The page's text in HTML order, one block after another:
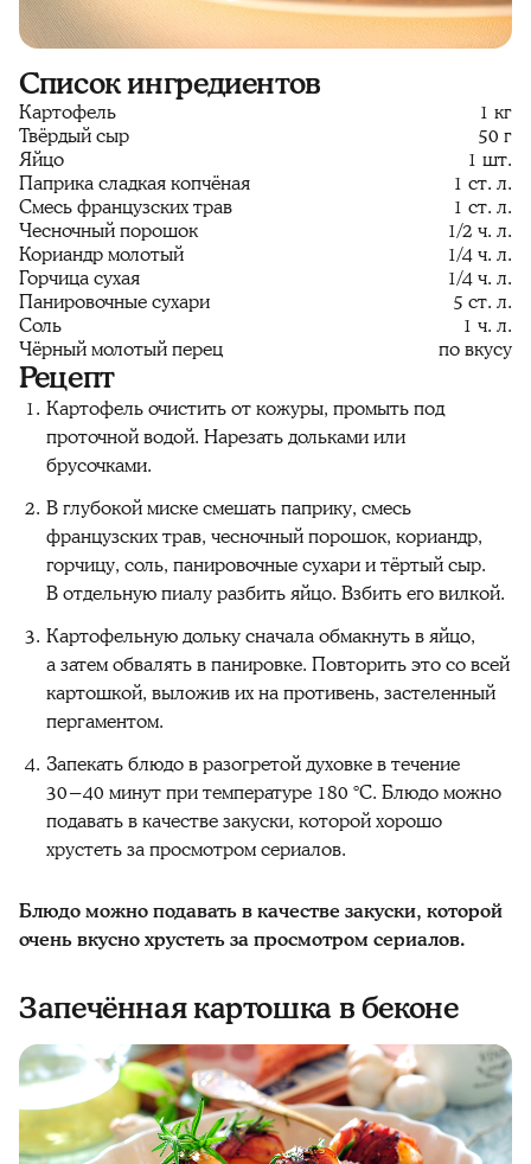
Список ингредиентов
Картофель
1 кг
Твёрдый сыр
50 г
Яйцо
1 шт.
Паприка сладкая копчёная
1 ст. л.
Смесь французских трав
1 ст. л.
Чесночный порошок
1/2 ч. л.
Кориандр молотый
1/4 ч. л.
Горчица сухая
1/4 ч. л.
Панировочные сухари
5 ст. л.
Соль
1 ч. л.
Чёрный молотый перец
по вкусу
Рецепт
Картофель очистить от кожуры, промыть под
проточной водой. Нарезать дольками или
брусочками.
В глубокой миске смешать паприку, смесь
французских трав, чесночный порошок, кориандр,
горчицу, соль, панировочные сухари и тёртый сыр.
В отдельную пиалу разбить яйцо. Взбить его вилкой.
Картофельную дольку сначала обмакнуть в яйцо,
а затем обвалять в панировке. Повторить это со всей
картошкой, выложив их на противень, застеленный
пергаментом.
Запекать блюдо в разогретой духовке в течение
30−40 минут при температуре 180 °C. Блюдо можно
подавать в качестве закуски, которой хорошо
хрустеть за просмотром сериалов.
Блюдо можно подавать в качестве закуски, которой
очень вкусно хрустеть за просмотром сериалов.
Запечённая картошка в беконе